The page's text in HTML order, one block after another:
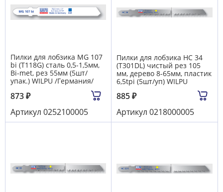
Пилки для лобзика MG 107
bi (Т118G) сталь 0,5-1,5мм,
Bi-met, рез 55мм (5шт/
упак.) WILPU /Германия/
873₽
Артикул 0252100005
Пилки для лобзика HC 34
(T301DL) чистый рез 105
мм, дерево 8-65мм, пластик
6,5tpi (5шт/уп) WILPU
885₽
Артикул 0218000005